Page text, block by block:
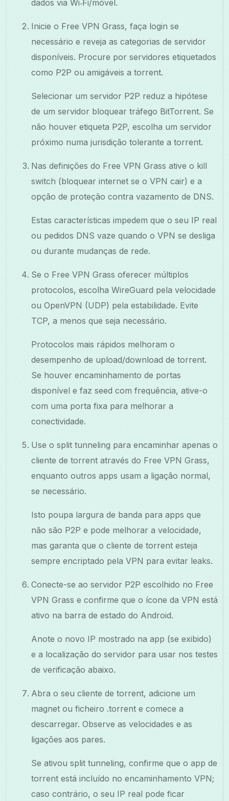
dados via Wi‑Fi/móvel.
Inicie o Free VPN Grass, faça login se
necessário e reveja as categorias de servidor
disponíveis. Procure por servidores etiquetados
como P2P ou amigáveis a torrent.
Selecionar um servidor P2P reduz a hipótese
de um servidor bloquear tráfego BitTorrent. Se
não houver etiqueta P2P, escolha um servidor
próximo numa jurisdição tolerante a torrent.
Nas definições do Free VPN Grass ative o kill
switch (bloquear internet se o VPN cair) e a
opção de proteção contra vazamento de DNS.
Estas características impedem que o seu IP real
ou pedidos DNS vaze quando o VPN se desliga
ou durante mudanças de rede.
Se o Free VPN Grass oferecer múltiplos
protocolos, escolha WireGuard pela velocidade
ou OpenVPN (UDP) pela estabilidade. Evite
TCP, a menos que seja necessário.
Protocolos mais rápidos melhoram o
desempenho de upload/download de torrent.
Se houver encaminhamento de portas
disponível e faz seed com frequência, ative-o
com uma porta fixa para melhorar a
conectividade.
Use o split tunneling para encaminhar apenas o
cliente de torrent através do Free VPN Grass,
enquanto outros apps usam a ligação normal,
se necessário.
Isto poupa largura de banda para apps que
não são P2P e pode melhorar a velocidade,
mas garanta que o cliente de torrent esteja
sempre encriptado pela VPN para evitar leaks.
Conecte-se ao servidor P2P escolhido no Free
VPN Grass e confirme que o ícone da VPN está
ativo na barra de estado do Android.
Anote o novo IP mostrado na app (se exibido)
e a localização do servidor para usar nos testes
de verificação abaixo.
Abra o seu cliente de torrent, adicione um
magnet ou ficheiro .torrent e comece a
descarregar. Observe as velocidades e as
ligações aos pares.
Se ativou split tunneling, confirme que o app de
torrent está incluído no encaminhamento VPN;
caso contrário, o seu IP real pode ficar